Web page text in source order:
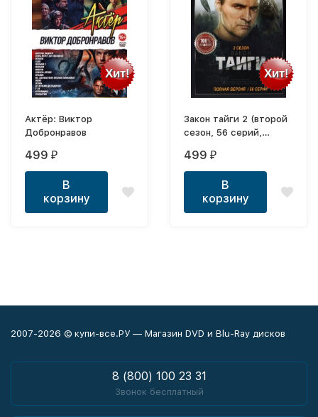
Хит!
Актёр: Виктор
Добронравов
499 ₽
В
корзину
Хит!
Закон тайги 2 (второй
сезон, 56 серий,
499 ₽
В
корзину
2007-2026 © купи-все.РУ — Магазин DVD и Blu-Ray дисков
8 (800) 100 23 31
Звонок бесплатный